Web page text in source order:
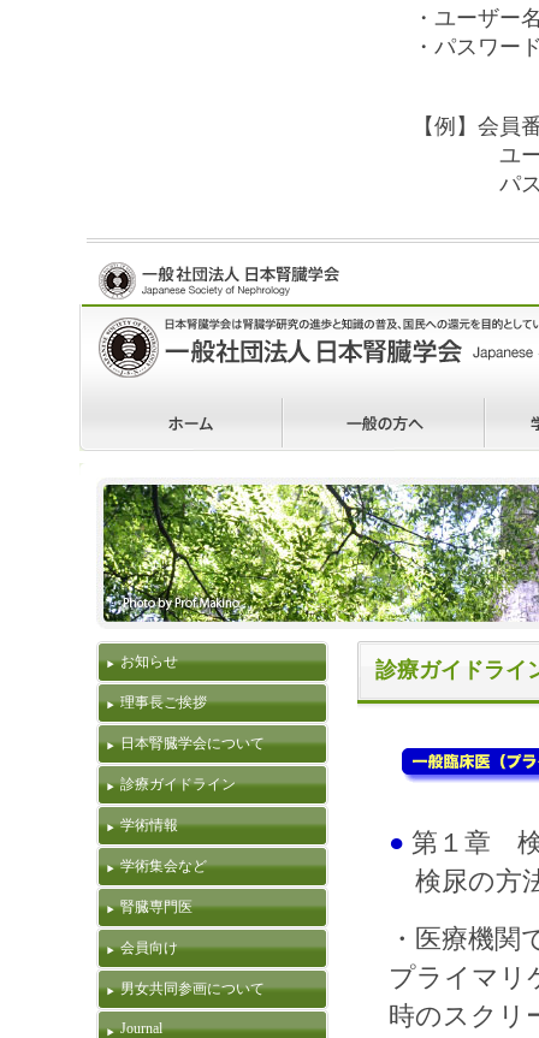
・ユーザー名
・パスワー
【例】会員番
ユーザー
パスワー
日本腎臓学会｜Japanese Society of Nephrology
日本腎臓学会は腎臓学研究の進歩と知識の普及、国民への還元を目
〒113-0033 東京都文京区本郷3-28-8 日内会館2F TEL:03-5842-4131
mail:office@jsn.or.jp
診療ガイドライン
お知らせ
理事長ご挨拶
日本腎臓学会について
診療ガイドライン
学術情報
学術集会など
腎臓専門医
会員向け
男女共同参画について
Journal
診療ガイドラ
● 第１章
検尿の方
・医療機関
プライマリ
時のスクリ